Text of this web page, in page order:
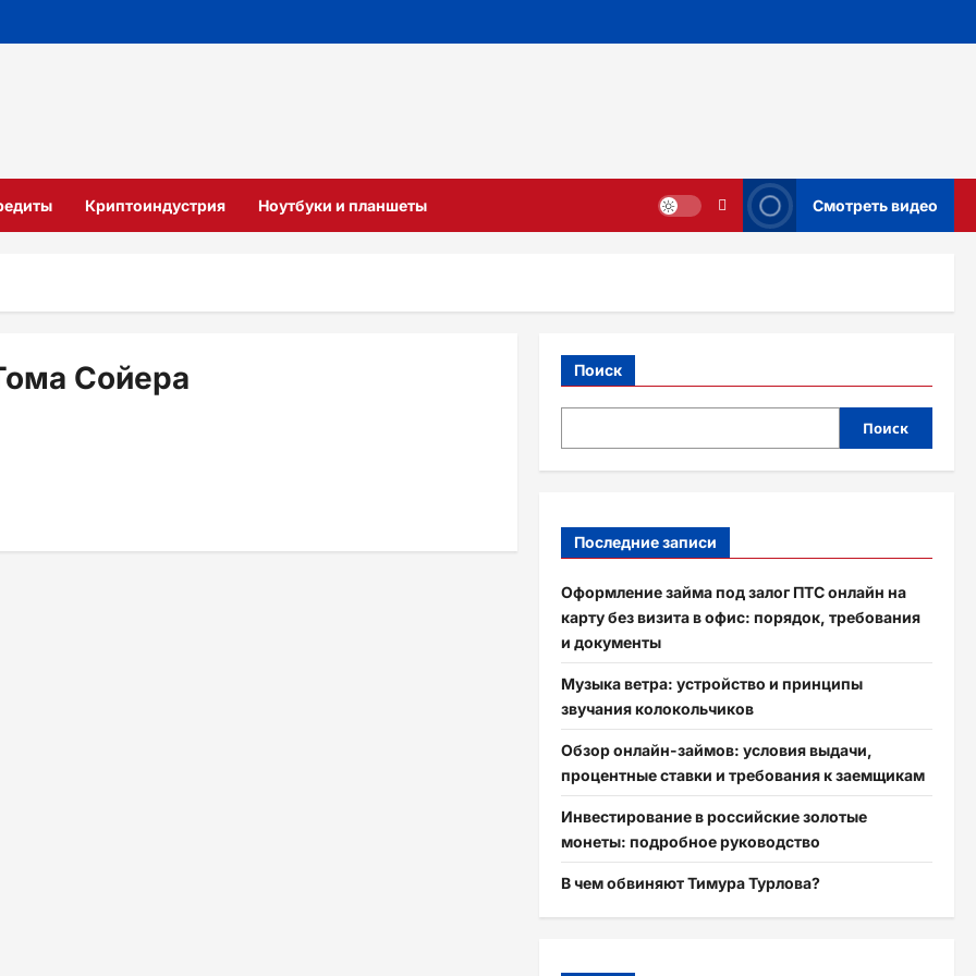
Криптоиндустрия Ноутбуки и планшеты Смотреть видео
Сойера Поиск
Поиск
Последние записи
Оформление займа под залог ПТС онлайн на
карту без визита в офис: порядок, требования
и документы
Музыка ветра: устройство и принципы
звучания колокольчиков
Обзор онлайн-займов: условия выдачи,
процентные ставки и требования к заемщикам
Инвестирование в российские золотые
монеты: подробное руководство
В чем обвиняют Тимура Турлова?